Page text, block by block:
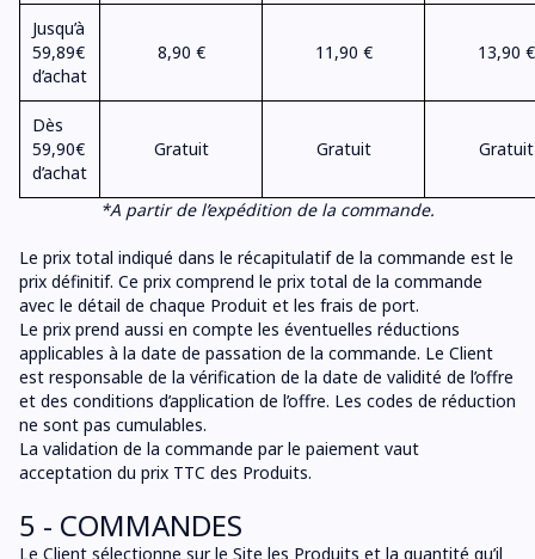
Jusqu’à
59,89€
d’achat
8,90 € 11,90 € 13,90 €
Dès
59,90€
d’achat
Gratuit Gratuit Gratuit
*A partir de l’expédition de la commande.
Le prix total indiqué dans le récapitulatif de la commande est le
prix définitif. Ce prix comprend le prix total de la commande
avec le détail de chaque Produit et les frais de port.
Le prix prend aussi en compte les éventuelles réductions
applicables à la date de passation de la commande. Le Client
est responsable de la vérification de la date de validité de l’offre
et des conditions d’application de l’offre. Les codes de réduction
ne sont pas cumulables.
La validation de la commande par le paiement vaut
acceptation du prix TTC des Produits.
5 - COMMANDES
Le Client sélectionne sur le Site les Produits et la quantité qu’il